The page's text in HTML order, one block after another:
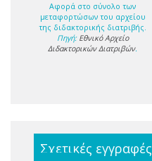
Αφορά στο σύνολο των
μεταφορτώσων του αρχείου
της διδακτορικής διατριβής.
Πηγή: Εθνικό Αρχείο
Διδακτορικών Διατριβών.
Σχετικές εγγραφές